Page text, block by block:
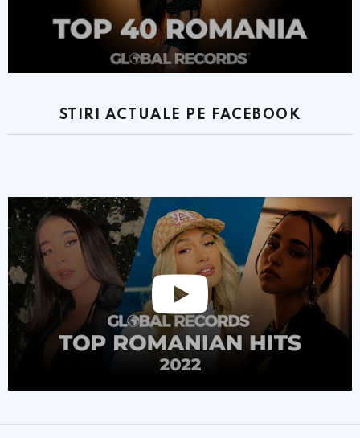
STIRI ACTUALE PE FACEBOOK